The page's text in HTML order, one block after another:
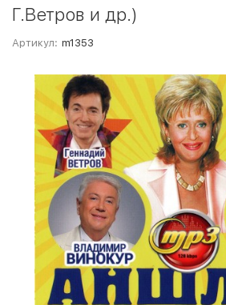
Г.Ветров и др.)
Артикул: m1353